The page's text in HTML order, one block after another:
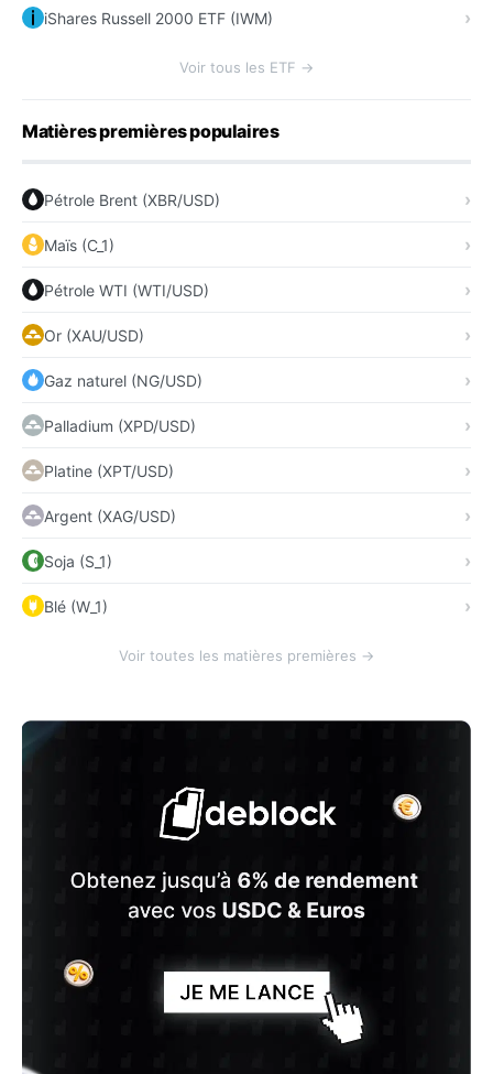
iShares Russell 2000 ETF (IWM)
Voir tous les ETF →
Matières premières populaires
Pétrole Brent (XBR/USD)
Maïs (C_1)
Pétrole WTI (WTI/USD)
Or (XAU/USD)
Gaz naturel (NG/USD)
Palladium (XPD/USD)
Platine (XPT/USD)
Argent (XAG/USD)
Soja (S_1)
Blé (W_1)
Voir toutes les matières premières →